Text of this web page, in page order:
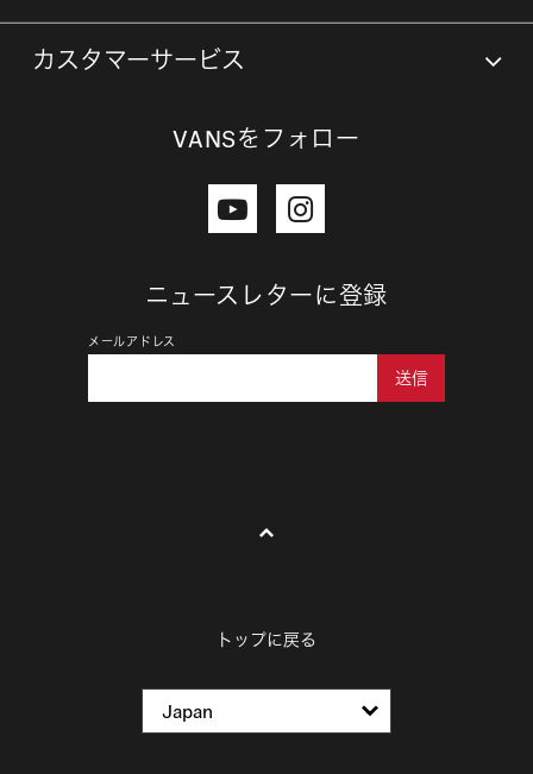
カスタマーサービス
VANSをフォロー
ニュースレターに登録
メールアドレス
送信
トップに戻る